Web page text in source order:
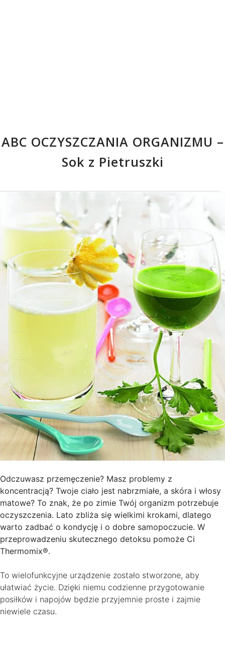
ABC OCZYSZCZANIA ORGANIZMU –
Sok z Pietruszki
Odczuwasz przemęczenie? Masz problemy z
koncentracją? Twoje ciało jest nabrzmiałe, a skóra i włosy
matowe? To znak, że po zimie Twój organizm potrzebuje
oczyszczenia. Lato zbliża się wielkimi krokami, dlatego
warto zadbać o kondycję i o dobre samopoczucie. W
przeprowadzeniu skutecznego detoksu pomoże Ci
Thermomix®.
To wielofunkcyjne urządzenie zostało stworzone, aby
ułatwiać życie. Dzięki niemu codzienne przygotowanie
posiłków i napojów będzie przyjemnie proste i zajmie
niewiele czasu.